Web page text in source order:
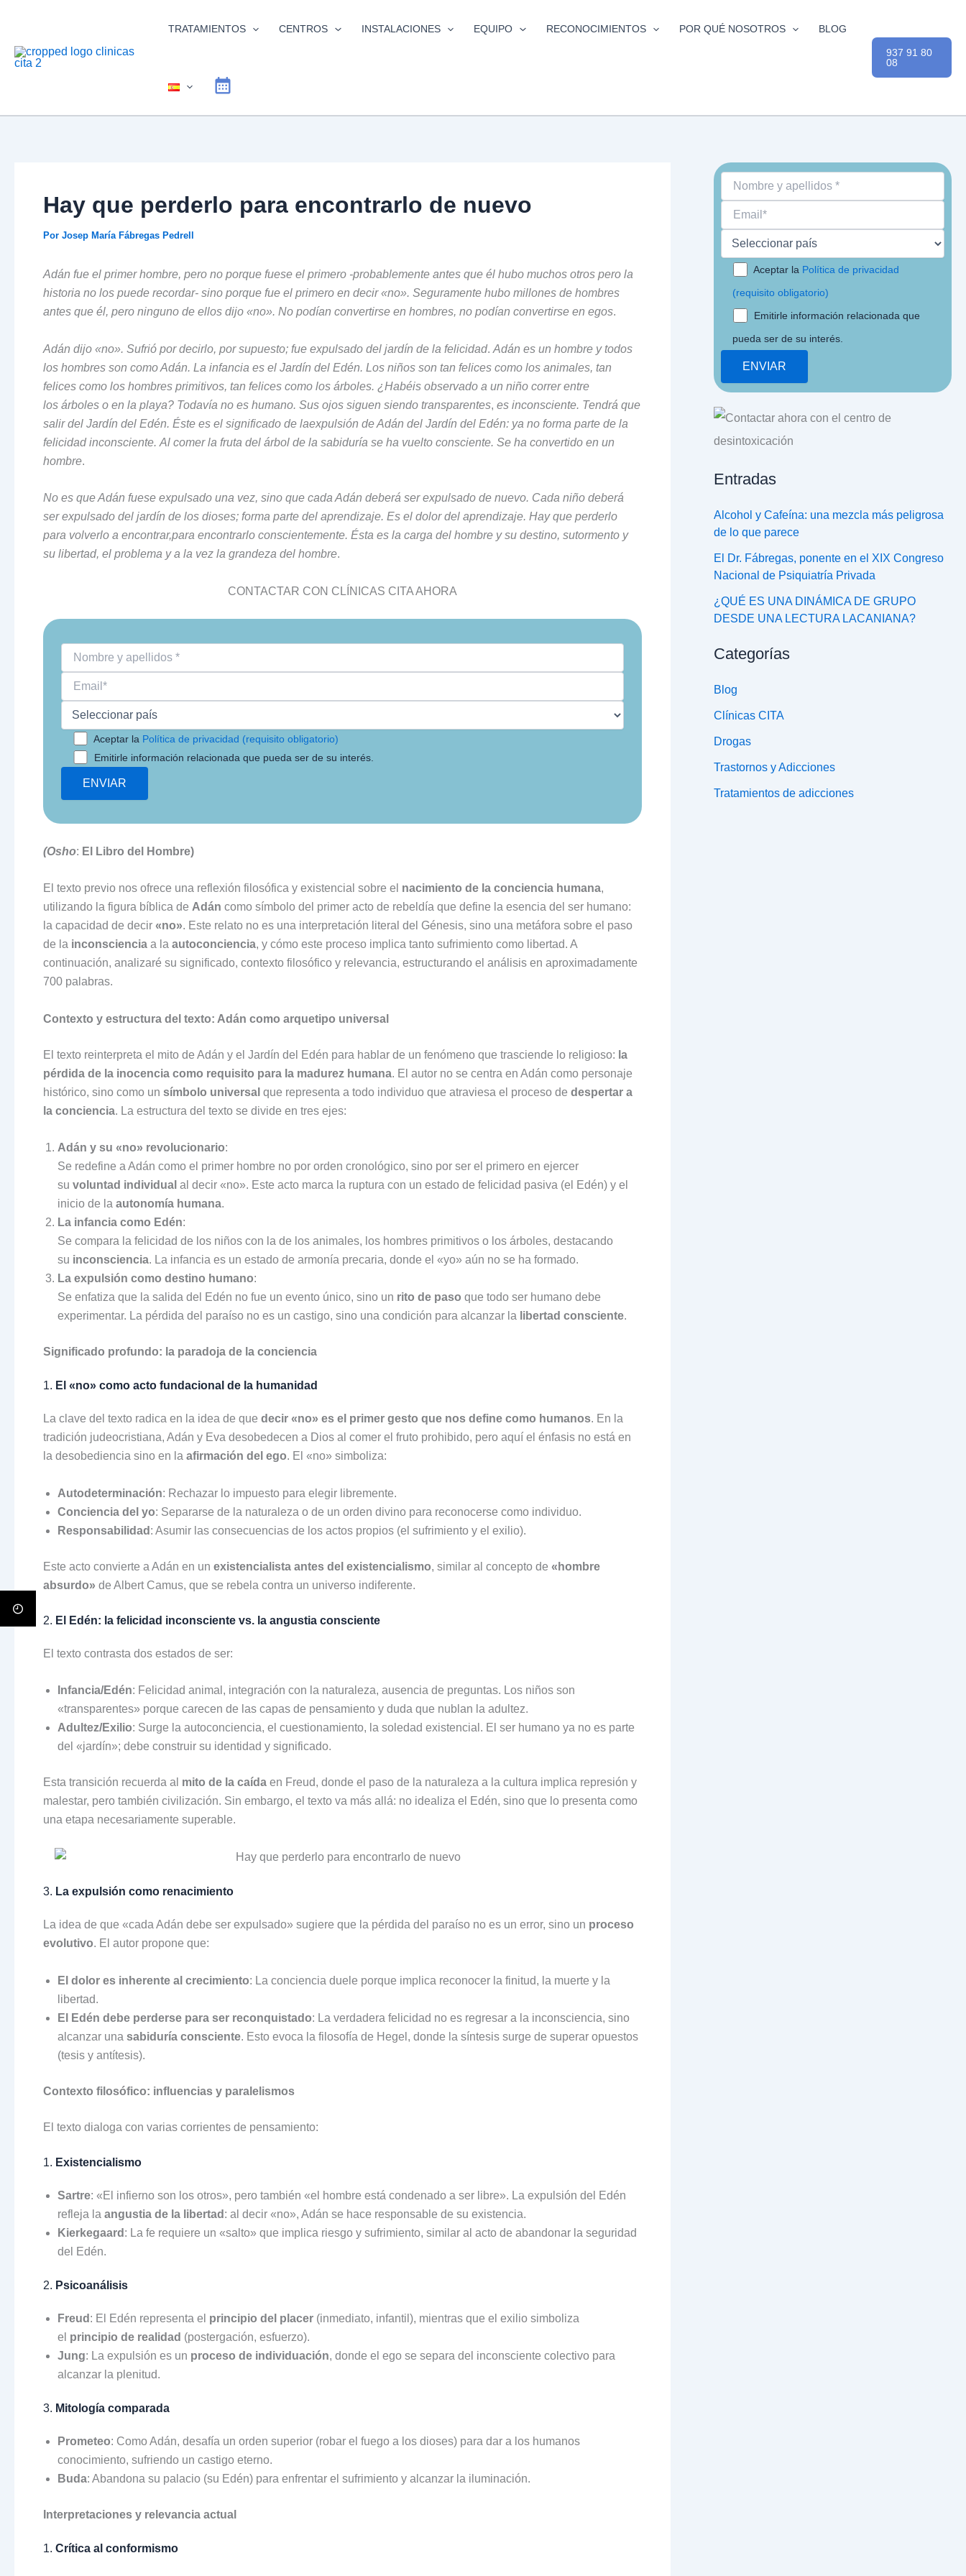
contenido
TRATAMIENTOS CENTROS INSTALACIONES EQUIPO RECONOCIMIENTOS POR QUÉ NOSOTROS BLOG
937 91 80
08
Hay que perderlo para encontrarlo de nuevo
Por Josep María Fábregas Pedrell
Adán fue el primer hombre, pero no porque fuese el primero -probablemente antes que él hubo muchos otros pero la
historia no los puede recordar- sino porque fue el primero en decir «no». Seguramente hubo millones de hombres
antes que él, pero ninguno de ellos dijo «no». No podían convertirse en hombres, no podían convertirse en egos.
Adán dijo «no». Sufrió por decirlo, por supuesto; fue expulsado del jardín de la felicidad. Adán es un hombre y todos
los hombres son como Adán. La infancia es el Jardín del Edén. Los niños son tan felices como los animales, tan
felices como los hombres primitivos, tan felices como los árboles. ¿Habéis observado a un niño correr entre
los árboles o en la playa? Todavía no es humano. Sus ojos siguen siendo transparentes, es inconsciente. Tendrá que
salir del Jardín del Edén. Éste es el significado de laexpulsión de Adán del Jardín del Edén: ya no forma parte de la
felicidad inconsciente. Al comer la fruta del árbol de la sabiduría se ha vuelto consciente. Se ha convertido en un
hombre.
No es que Adán fuese expulsado una vez, sino que cada Adán deberá ser expulsado de nuevo. Cada niño deberá
ser expulsado del jardín de los dioses; forma parte del aprendizaje. Es el dolor del aprendizaje. Hay que perderlo
para volverlo a encontrar,para encontrarlo conscientemente. Ésta es la carga del hombre y su destino, sutormento y
su libertad, el problema y a la vez la grandeza del hombre.
CONTACTAR CON CLÍNICAS CITA AHORA
Aceptar la Política de privacidad (requisito obligatorio)
Emitirle información relacionada que pueda ser de su interés.
(Osho: El Libro del Hombre)
El texto previo nos ofrece una reflexión filosófica y existencial sobre el nacimiento de la conciencia humana,
utilizando la figura bíblica de Adán como símbolo del primer acto de rebeldía que define la esencia del ser humano:
la capacidad de decir «no». Este relato no es una interpretación literal del Génesis, sino una metáfora sobre el paso
de la inconsciencia a la autoconciencia, y cómo este proceso implica tanto sufrimiento como libertad. A
continuación, analizaré su significado, contexto filosófico y relevancia, estructurando el análisis en aproximadamente
700 palabras.
Contexto y estructura del texto: Adán como arquetipo universal
El texto reinterpreta el mito de Adán y el Jardín del Edén para hablar de un fenómeno que trasciende lo religioso: la
pérdida de la inocencia como requisito para la madurez humana. El autor no se centra en Adán como personaje
histórico, sino como un símbolo universal que representa a todo individuo que atraviesa el proceso de despertar a
la conciencia. La estructura del texto se divide en tres ejes:
Adán y su «no» revolucionario:
Se redefine a Adán como el primer hombre no por orden cronológico, sino por ser el primero en ejercer
su voluntad individual al decir «no». Este acto marca la ruptura con un estado de felicidad pasiva (el Edén) y el
inicio de la autonomía humana.
La infancia como Edén:
Se compara la felicidad de los niños con la de los animales, los hombres primitivos o los árboles, destacando
su inconsciencia. La infancia es un estado de armonía precaria, donde el «yo» aún no se ha formado.
La expulsión como destino humano:
Se enfatiza que la salida del Edén no fue un evento único, sino un rito de paso que todo ser humano debe
experimentar. La pérdida del paraíso no es un castigo, sino una condición para alcanzar la libertad consciente.
Significado profundo: la paradoja de la conciencia
1. El «no» como acto fundacional de la humanidad
La clave del texto radica en la idea de que decir «no» es el primer gesto que nos define como humanos. En la
tradición judeocristiana, Adán y Eva desobedecen a Dios al comer el fruto prohibido, pero aquí el énfasis no está en
la desobediencia sino en la afirmación del ego. El «no» simboliza:
Autodeterminación: Rechazar lo impuesto para elegir libremente.
Conciencia del yo: Separarse de la naturaleza o de un orden divino para reconocerse como individuo.
Responsabilidad : Asumir las consecuencias de los actos propios (el sufrimiento y el exilio).
Este acto convierte a Adán en un existencialista antes del existencialismo, similar al concepto de «hombre
absurdo» de Albert Camus, que se rebela contra un universo indiferente.
2. El Edén: la felicidad inconsciente vs. la angustia consciente
El texto contrasta dos estados de ser:
Infancia/Edén: Felicidad animal, integración con la naturaleza, ausencia de preguntas. Los niños son
«transparentes» porque carecen de las capas de pensamiento y duda que nublan la adultez.
Adultez/Exilio: Surge la autoconciencia, el cuestionamiento, la soledad existencial. El ser humano ya no es parte
del «jardín»; debe construir su identidad y significado.
Esta transición recuerda al mito de la caída en Freud, donde el paso de la naturaleza a la cultura implica represión y
malestar, pero también civilización. Sin embargo, el texto va más allá: no idealiza el Edén, sino que lo presenta como
una etapa necesariamente superable.
3. La expulsión como renacimiento
La idea de que «cada Adán debe ser expulsado» sugiere que la pérdida del paraíso no es un error, sino un proceso
evolutivo. El autor propone que:
El dolor es inherente al crecimiento: La conciencia duele porque implica reconocer la finitud, la muerte y la
libertad.
El Edén debe perderse para ser reconquistado: La verdadera felicidad no es regresar a la inconsciencia, sino
alcanzar una sabiduría consciente. Esto evoca la filosofía de Hegel, donde la síntesis surge de superar opuestos
(tesis y antítesis).
Contexto filosófico: influencias y paralelismos
El texto dialoga con varias corrientes de pensamiento:
1. Existencialismo
Sartre: «El infierno son los otros», pero también «el hombre está condenado a ser libre». La expulsión del Edén
refleja la angustia de la libertad : al decir «no», Adán se hace responsable de su existencia.
Kierkegaard : La fe requiere un «salto» que implica riesgo y sufrimiento, similar al acto de abandonar la seguridad
del Edén.
2. Psicoanálisis
Freud : El Edén representa el principio del placer (inmediato, infantil), mientras que el exilio simboliza
el principio de realidad (postergación, esfuerzo).
Jung: La expulsión es un proceso de individuación, donde el ego se separa del inconsciente colectivo para
alcanzar la plenitud.
3. Mitología comparada
Prometeo: Como Adán, desafía un orden superior (robar el fuego a los dioses) para dar a los humanos
conocimiento, sufriendo un castigo eterno.
Buda: Abandona su palacio (su Edén) para enfrentar el sufrimiento y alcanzar la iluminación.
Interpretaciones y relevancia actual
1. Crítica al conformismo
Aceptar la Política de privacidad
(requisito obligatorio)
Emitirle información relacionada que
pueda ser de su interés.
Entradas
Alcohol y Cafeína: una mezcla más peligrosa
de lo que parece
El Dr. Fábregas, ponente en el XIX Congreso
Nacional de Psiquiatría Privada
¿QUÉ ES UNA DINÁMICA DE GRUPO
DESDE UNA LECTURA LACANIANA?
Categorías
Blog
Clínicas CITA
Drogas
Trastornos y Adicciones
Tratamientos de adicciones